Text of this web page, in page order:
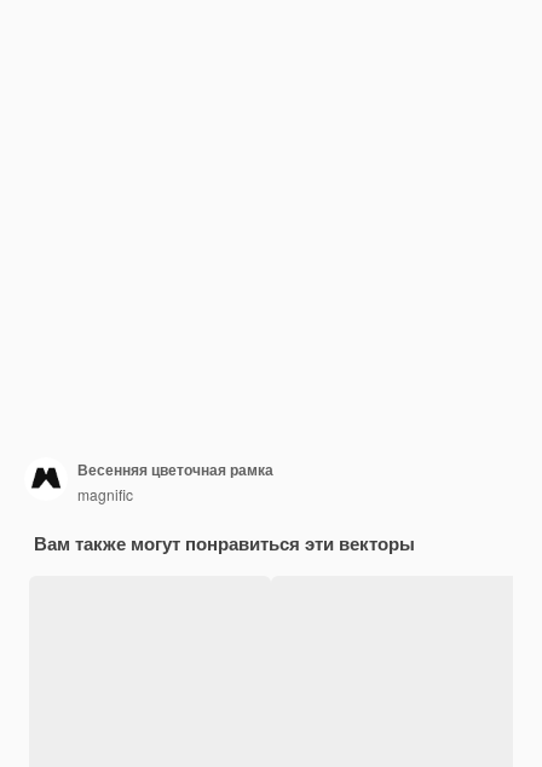
Весенняя цветочная рамка
magnific
Вам также могут понравиться эти векторы